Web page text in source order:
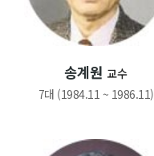
송계원 교수
7대 (1984.11 ~ 1986.11)